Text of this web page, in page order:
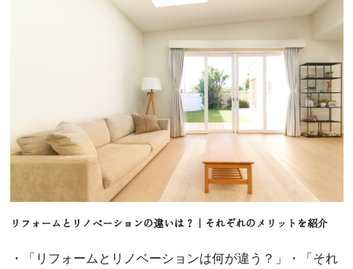
リフォームとリノベーションの違いは？｜それぞれのメリットを紹介
・「リフォームとリノベーションは何が違う？」・「それ